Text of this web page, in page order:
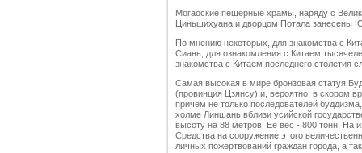
Могаоские пещерные храмы, наряду с
Циньшихуана и дворцом Потала занесены
По мнению некоторых, для знакомства с
Сиань; для ознакомления с Китаем
знакомства с Китаем последнего столетия
Самая высокая в мире бронзовая статуя
(провинция Цзянсу) и, вероятно, в скором
причем не только последователей
холме Линшань вблизи усийской
высоту на 88 метров. Ее вес - 800 тонн. На
Средства на сооружение этого
личных пожертвований граждан города, а